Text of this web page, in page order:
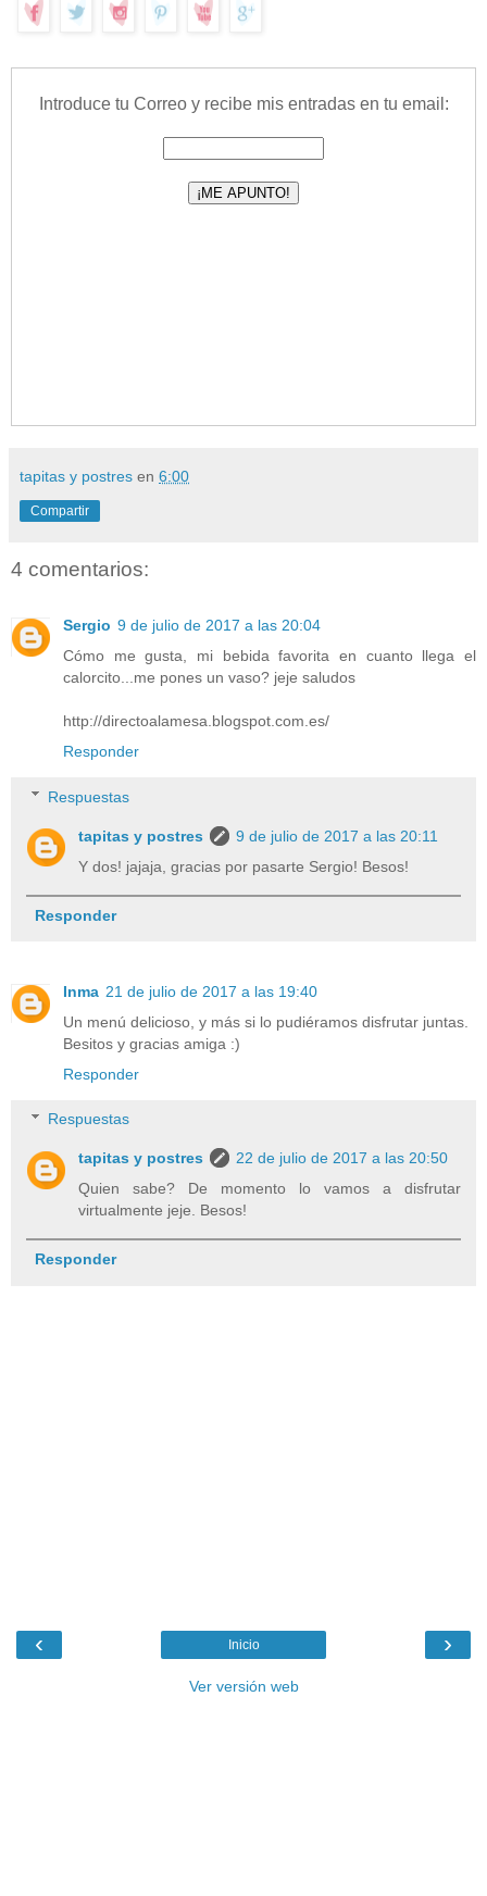
Introduce tu Correo y recibe mis entradas en tu email:
tapitas y postres en 6:00
Compartir
4 comentarios:
Sergio 9 de julio de 2017 a las 20:04
Cómo me gusta, mi bebida favorita en cuanto llega el
calorcito...me pones un vaso? jeje saludos
http://directoalamesa.blogspot.com.es/
Responder
Respuestas
tapitas y postres
9 de julio de 2017 a las 20:11
Y dos! jajaja, gracias por pasarte Sergio! Besos!
Responder
Inma 21 de julio de 2017 a las 19:40
Un menú delicioso, y más si lo pudiéramos disfrutar juntas.
Besitos y gracias amiga :)
Responder
Respuestas
tapitas y postres
22 de julio de 2017 a las 20:50
Quien sabe? De momento lo vamos a disfrutar
virtualmente jeje. Besos!
Responder
‹ ›
Inicio
Ver versión web